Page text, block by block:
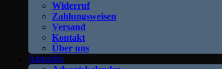
Widerruf
Zahlungsweisen
Versand
Kontakt
Über uns
Aktuelles